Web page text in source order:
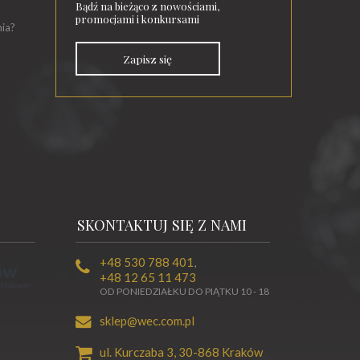
Bądź na bieżąco z nowościami,
promocjami i konkursami
Zapisz się
SKONTAKTUJ SIĘ Z NAMI
+48 530 788 401 ,
+48 12 65 11 473
OD PONIEDZIAŁKU DO PIĄTKU 10 - 18
sklep@wec.com.pl
ul. Kurczaba 3, 30-868 Kraków